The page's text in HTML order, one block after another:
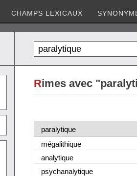
CHAMPS LEXICAUX
Rimes avec
paralytique
mégalithique
analytique
psychanalytique